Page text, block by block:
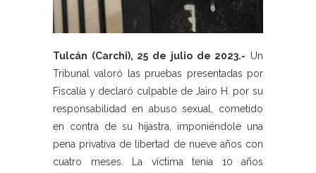
Tulcán (Carchi), 25 de julio de 2023.- Un
Tribunal valoró las pruebas presentadas por
Fiscalía y declaró culpable de Jairo H. por su
responsabilidad en abuso sexual, cometido
en contra de su hijastra, imponiéndole una
pena privativa de libertad de nueve años con
cuatro meses. La víctima tenía 10 años